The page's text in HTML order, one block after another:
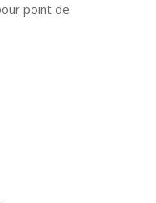
point de